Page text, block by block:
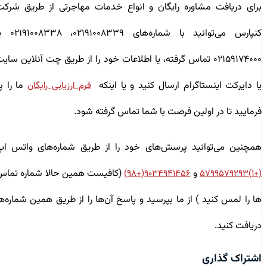
برای دریافت مشاوره رایگان و انواع خدمات مهاجرتی از طریق شرکت
کنپارس می‌توانید با شماره‌های ۰۲۱۹۱۰۰۸۳۳۹، ۰۲۱۹۱۰۰۸۳۳۸ یا
۰۲۱۵۹۱۷۴۰۰۰ تماس گرفته، یا اطلاعات خود را از طریق چت آنلاین سایت
یا دایرکت اینستاگرام ارسال کنید و یا اینکه فرم ارزیابی رایگانما را پر
فرمایید تا در اولین فرصت با شما تماس گرفته شود.
همچنین می‌توانید پرسش‌های خود را از طریق شماره‌های واتس اپ
(+۱)۵۷۹۹۵۷۹۲۹۳ و۹۰۳۴۹۴۱۴۵۶(+۹۸)
(کافیست همین حالا شماره تماس
ها را لمس کنید ) از ما بپرسید و پاسخ آن‌ها را از طریق همین شماره‌ها
دریافت کنید.
اشتراک گذاری